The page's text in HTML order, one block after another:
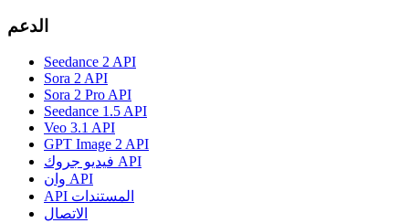
الدعم
Seedance 2 API
Sora 2 API
Sora 2 Pro API
Seedance 1.5 API
Veo 3.1 API
GPT Image 2 API
فيديو جروك API
وان API
API المستندات
الاتصال